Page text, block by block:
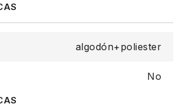
algodón+poliester
No